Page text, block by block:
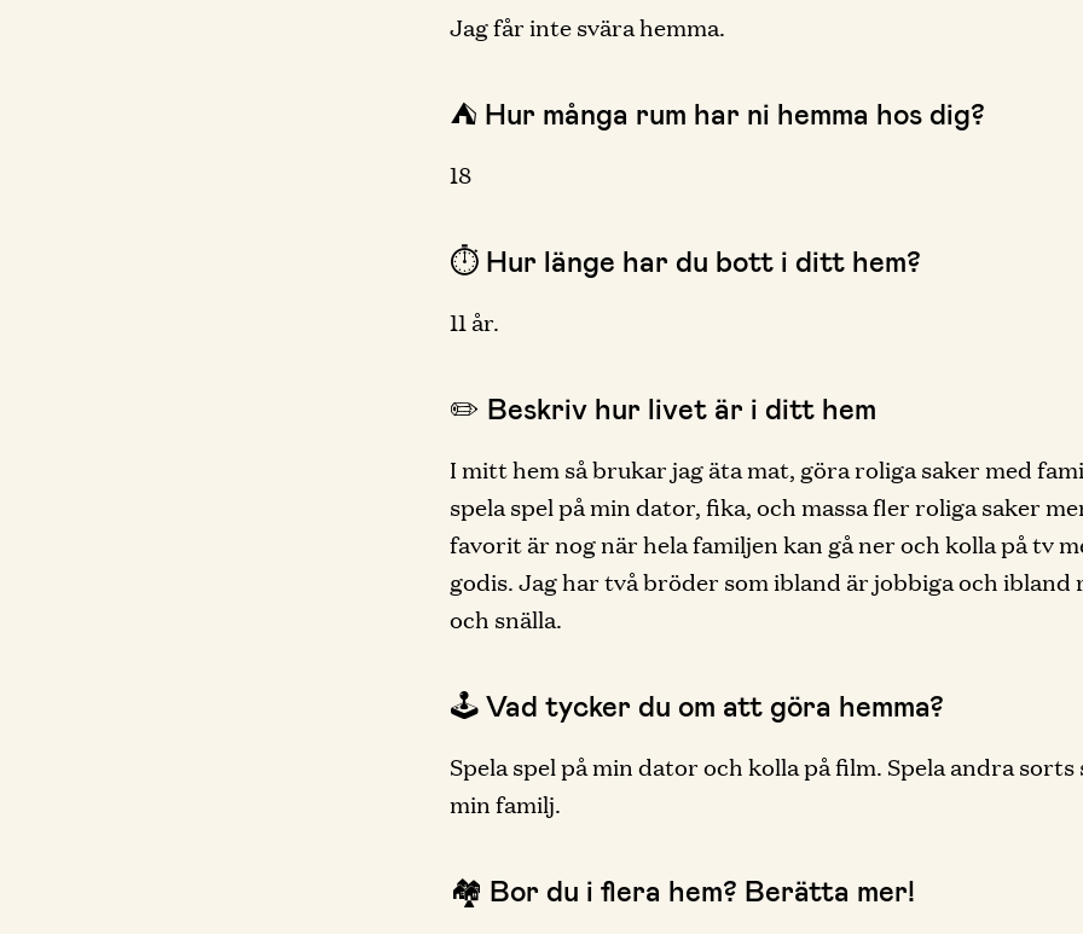
Jag får inte svära hemma.
⛺️ Hur många rum har ni hemma hos dig?
18
⏱ Hur länge har du bott i ditt hem?
11 år.
✏️ Beskriv hur livet är i ditt hem
I mitt hem så brukar jag äta mat, göra roliga saker med
spela spel på min dator, fika, och massa fler roliga saker
favorit är nog när hela familjen kan gå ner och kolla på tv
godis. Jag har två bröder som ibland är jobbiga och ibland
och snälla.
🕹 Vad tycker du om att göra hemma?
Spela spel på min dator och kolla på film. Spela andra sorts
min familj.
🏘 Bor du i flera hem? Berätta mer!